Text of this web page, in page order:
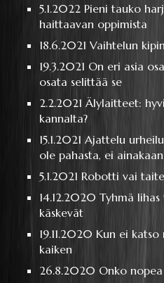
5.1.2022Pieni tauko
haittaavan oppimista
18.6.2021Vaihtelun
19.3.2021 On eri asia
osata selittää se
2.2.2021Älylaitteet:
kannalta?
15.1.2021Ajattelu
ole pahasta, ei
5.1.2021 Robotti vai
14.12.2020Tyhmä
käskevät
19.11.2020Kun ei katso
kaiken
26.8.2020 Onko